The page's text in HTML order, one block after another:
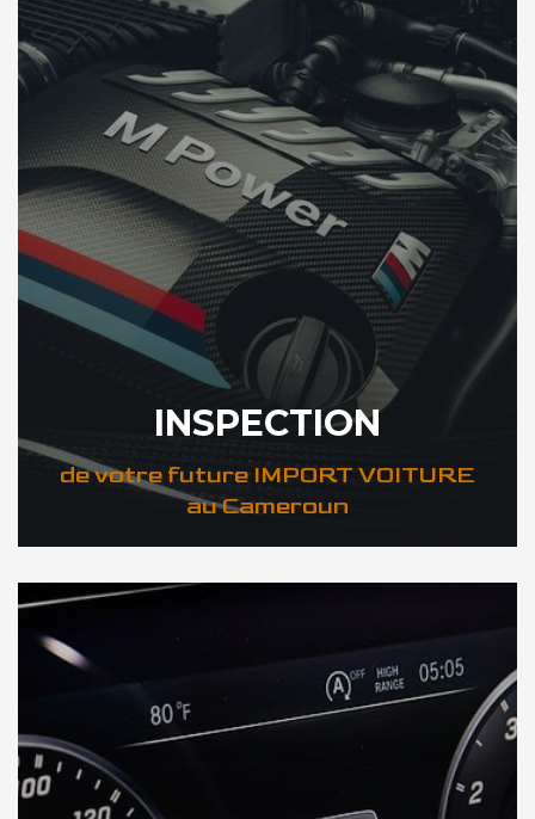
INSPECTION
de votre future IMPORT VOITURE
au Cameroun
DÉCOUVREZ VOTRE INSPECTION AUTO au Cameroun